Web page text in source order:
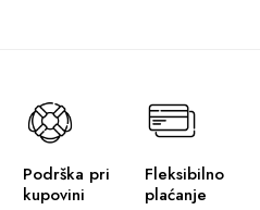
Podrška pri
kupovini
Fleksibilno
plaćanje